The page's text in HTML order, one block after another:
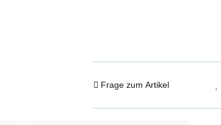
Frage zum Artikel